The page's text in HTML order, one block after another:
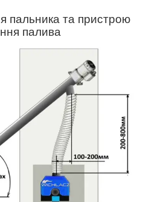
пальника та пристрою
палива